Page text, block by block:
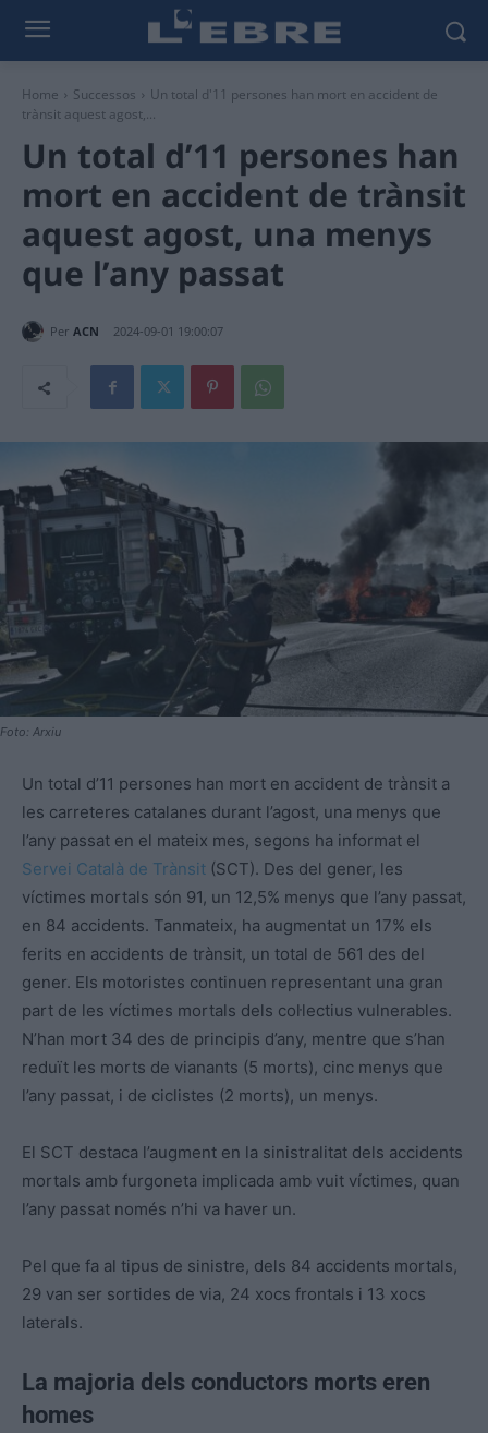
Home Successos
Un total d'11 persones han mort en accident de
trànsit aquest agost,...
Un total d’11 persones han
mort en accident de trànsit
aquest agost, una menys
que l’any passat
Per ACN 2024-09-01 19:00:07
Foto: Arxiu
Un total d’11 persones han mort en accident de trànsit a
les carreteres catalanes durant l’agost, una menys que
l’any passat en el mateix mes, segons ha informat el
Servei Català de Trànsit (SCT). Des del gener, les
víctimes mortals són 91, un 12,5% menys que l’any passat,
en 84 accidents. Tanmateix, ha augmentat un 17% els
ferits en accidents de trànsit, un total de 561 des del
gener. Els motoristes continuen representant una gran
part de les víctimes mortals dels col·lectius vulnerables.
N’han mort 34 des de principis d’any, mentre que s’han
reduït les morts de vianants (5 morts), cinc menys que
l’any passat, i de ciclistes (2 morts), un menys.
El SCT destaca l’augment en la sinistralitat dels accidents
mortals amb furgoneta implicada amb vuit víctimes, quan
l’any passat només n’hi va haver un.
Pel que fa al tipus de sinistre, dels 84 accidents mortals,
29 van ser sortides de via, 24 xocs frontals i 13 xocs
laterals.
La majoria dels conductors morts eren
homes